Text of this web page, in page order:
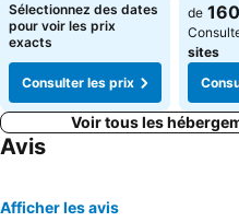
Sélectionnez des dates
pour voir les prix
exacts
Consulter les prix
de
sites
Voir tous les
Avis
Afficher les avis